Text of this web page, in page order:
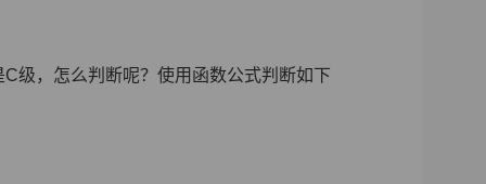
级，怎么判断呢？使用函数公式判断如下